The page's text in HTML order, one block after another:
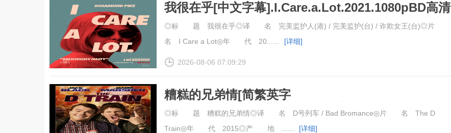
我很在乎[中文字幕].I.Care.a.Lot.2021.1080pBD高清
◎标 题 我很在乎◎译 名 完美监护人(港) / 完美监护(台) / 诈欺女王(台)◎片
名 I Care a Lot◎年 代 20......
[详细]
2026-08-06 07:09:29
糟糕的兄弟情[简繁英字
幕].The.D.Train.2015.1080pBD高清
◎标 题 糟糕的兄弟情◎译 名 D号列车 / Bad Bromance◎片 名 The D
Train◎年 代 2015◎产 地 ......
[详细]